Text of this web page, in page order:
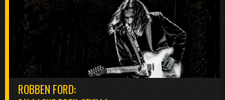
ROBBEN FORD: